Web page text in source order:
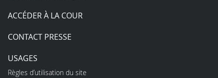
ACCÉDER À LA COUR
CONTACT PRESSE
USAGES
Règles d’utilisation du site